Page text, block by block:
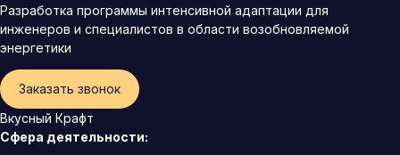
Разработка программы интенсивной адаптации для
инженеров и специалистов в области возобновляемой
энергетики
Заказать звонок
Вкусный Крафт
Сфера деятельности: